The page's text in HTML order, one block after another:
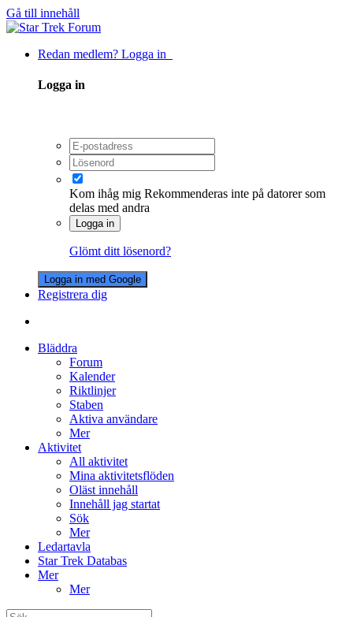
Gå till innehåll
Redan medlem? Logga in
Logga in
Kom ihåg mig Rekommenderas inte på datorer som
delas med andra
Logga in
Glömt ditt lösenord?
Logga in med Google
Registrera dig
Bläddra
Forum
Kalender
Riktlinjer
Staben
Aktiva användare
Mer
Aktivitet
All aktivitet
Mina aktivitetsflöden
Oläst innehåll
Innehåll jag startat
Sök
Mer
Ledartavla
Star Trek Databas
Mer
Mer